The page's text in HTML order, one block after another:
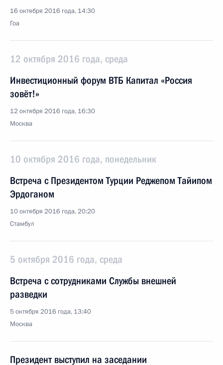
16 октября 2016 года, 14:30
Гоа
12 октября 2016 года, среда
Инвестиционный форум ВТБ Капитал «Россия
зовёт!»
12 октября 2016 года, 16:30
Москва
10 октября 2016 года, понедельник
Встреча с Президентом Турции Реджепом Тайипом
Эрдоганом
10 октября 2016 года, 20:20
Стамбул
5 октября 2016 года, среда
Встреча с сотрудниками Службы внешней
разведки
5 октября 2016 года, 13:40
Москва
Президент выступил на заседании